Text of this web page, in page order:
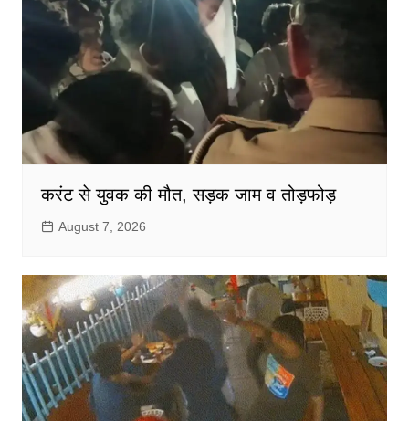
करंट से युवक की मौत, सड़क जाम व तोड़फोड़
August 7, 2026